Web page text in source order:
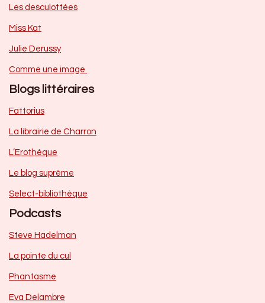
Les desculottées
Miss Kat
Julie Derussy
Comme une image
Blogs littéraires
Fattorius
La librairie de Charron
L’Erothèque
Le blog suprême
Select-bibliothèque
Podcasts
Steve Hadelman
La pointe du cul
Phantasme
Eva Delambre